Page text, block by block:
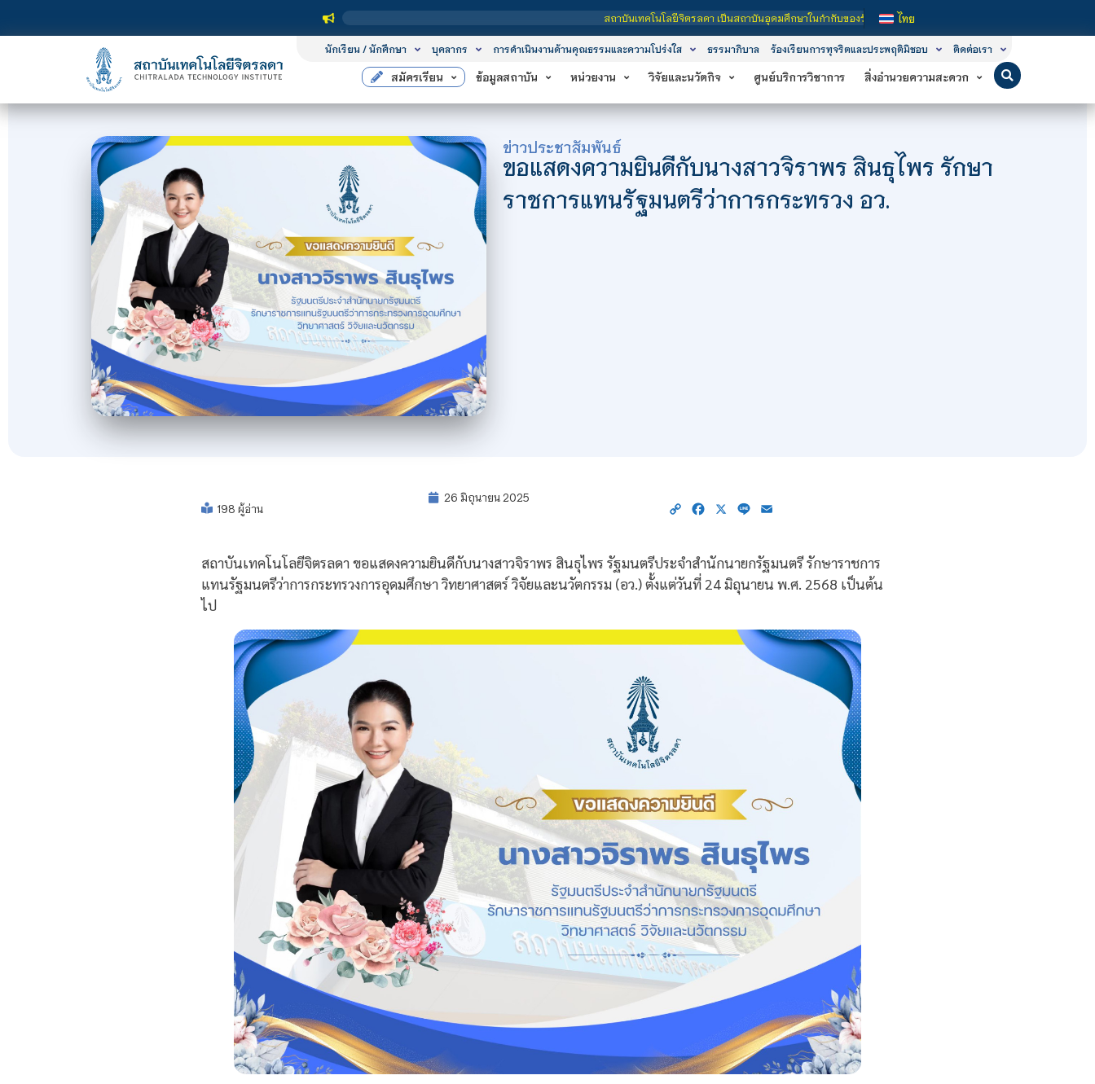
สถาบันเทคโนโลยีจิตรลดา เป็นสถาบันอุดมศึกษาในกำกับของรัฐ เปิดหลักสูตรการเรียนการสอน 3 ระดับ คือ ระดับประกาศนียบัตรวิช
ไทย
นักเรียน / นักศึกษา บุคลากร การดำเนินงานด้านคุณธรรมและความโปร่งใส ธรรมาภิบาล ร้องเรียนการทุจริตและประพฤติมิชอบ ติดต่อเรา
สมัครเรียน ข้อมูลสถาบัน หน่วยงาน วิจัยและนวัตกิจ ศูนย์บริการวิชาการ สิ่งอำนวยความสะดวก
ข่าวประชาสัมพันธ์
ขอแสดงความยินดีกับนางสาวจิราพร สินธุไพร รักษา
ราชการแทนรัฐมนตรีว่าการกระทรวง อว.
198 ผู้อ่าน
26 มิถุนายน 2025
Copy Facebook
X Line
สถาบันเทคโนโลยีจิตรลดา ขอแสดงความยินดีกับนางสาวจิราพร สินธุไพร รัฐมนตรีประจำสำนักนายกรัฐมนตรี รักษาราชการ
แทนรัฐมนตรีว่าการกระทรวงการอุดมศึกษา วิทยาศาสตร์ วิจัยและนวัตกรรม (อว.) ตั้งแต่วันที่ 24 มิถุนายน พ.ศ. 2568 เป็นต้น
ไป